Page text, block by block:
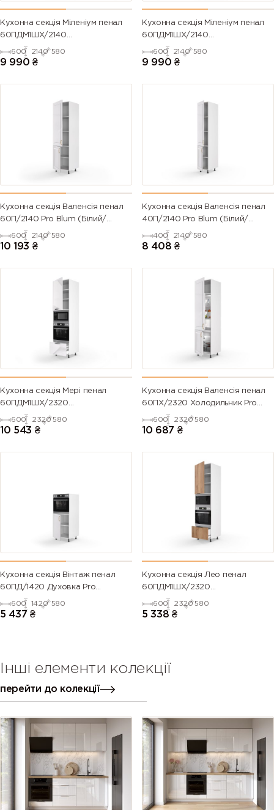
Кухонна секція Міленіум пенал
60ПДМ1ШХ/2140
Духовка+Мікрохвильовка Pro
Blum+Hettich Права(Білий/
600 2140 580
9 990 ₴
Кухонна секція Міленіум пенал
60ПДМ1ШХ/2140
Духовка+Мікрохвильовка Pro
Blum+Hettich ЛІВА(Білий/
600 2140 580
9 990 ₴
Кухонна секція Валенсія пенал
60П/2140 Pro Blum (Білий/
Напівмат Білий 9003)
600 2140 580
10 193 ₴
Кухонна секція Валенсія пенал
40П/2140 Pro Blum (Білий/
Напівмат Білий 9003)
400 2140 580
8 408 ₴
Кухонна секція Мері пенал
60ПДМ1ШХ/2320
Духовка+Мікрохвильовка Pro
Blum+Hettich (Білий/Глянець
600 2320 580
10 543 ₴
Кухонна секція Валенсія пенал
60ПХ/2320 Холодильник Pro
Blum (Білий/Напівмат Білий
9003)
600 2320 580
10 687 ₴
Кухонна секція Вінтаж пенал
60ПД/1420 Духовка Pro
Blum(Білий/Напівмат Білий
9003)
600 1420 580
5 437 ₴
Кухонна секція Лео пенал
60ПДМ1ШХ/2320
Духовка+Мікрохвильовка
Телескоп
600 2320 580
5 338 ₴
Інші елементи колекції
перейти до колекції